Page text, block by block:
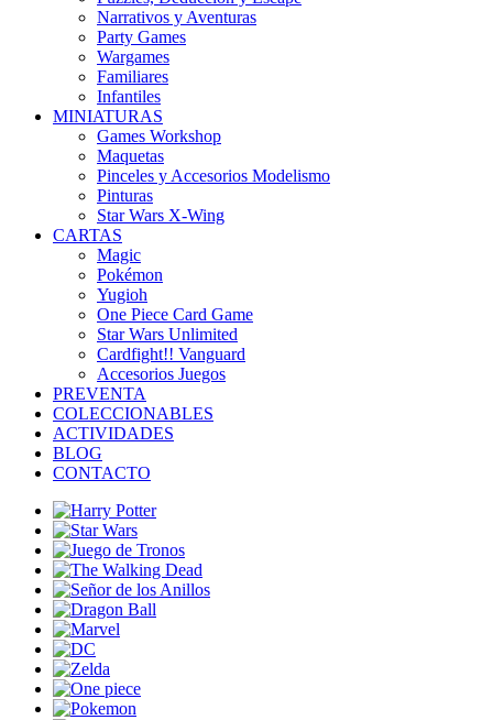
Narrativos y Aventuras
Party Games
Wargames
Familiares
Infantiles
MINIATURAS
Games Workshop
Maquetas
Pinceles y Accesorios Modelismo
Pinturas
Star Wars X-Wing
CARTAS
Magic
Pokémon
Yugioh
One Piece Card Game
Star Wars Unlimited
Cardfight!! Vanguard
Accesorios Juegos
PREVENTA
COLECCIONABLES
ACTIVIDADES
BLOG
CONTACTO